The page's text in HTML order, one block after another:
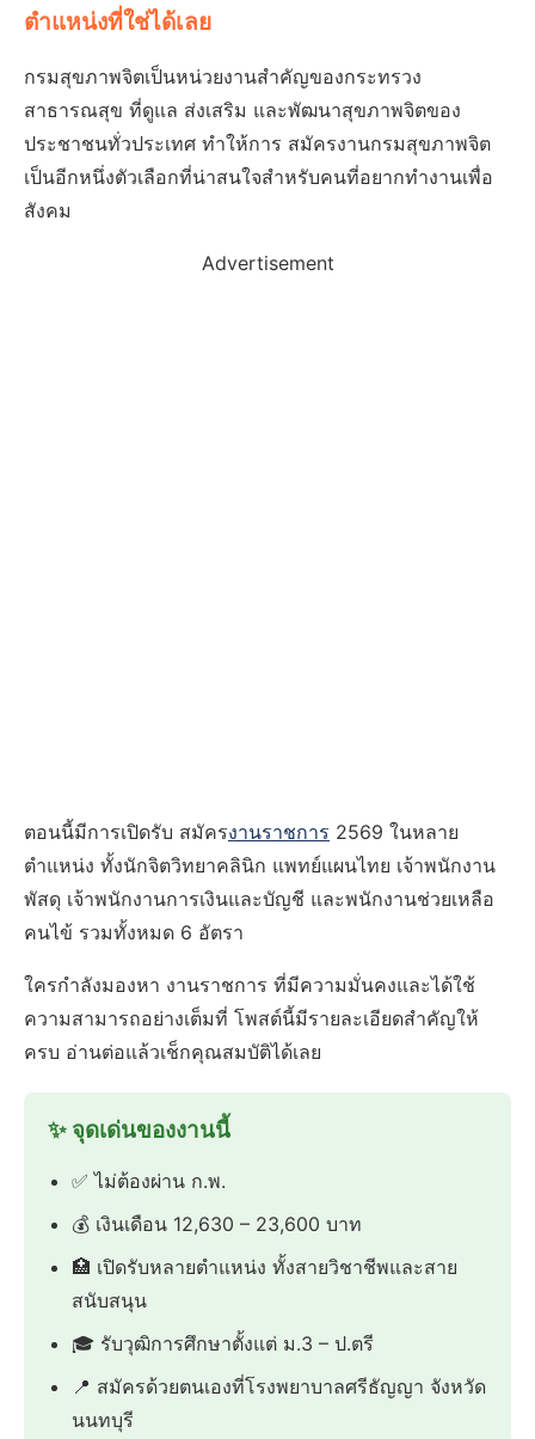
ตำแหน่งที่ใช่ได้เลย
กรมสุขภาพจิตเป็นหน่วยงานสำคัญของกระทรวง
สาธารณสุข ที่ดูแล ส่งเสริม และพัฒนาสุขภาพจิตของ
ประชาชนทั่วประเทศ ทำให้การ สมัครงานกรมสุขภาพจิต
เป็นอีกหนึ่งตัวเลือกที่น่าสนใจสำหรับคนที่อยากทำงานเพื่อ
สังคม
Advertisement
ตอนนี้มีการเปิดรับ สมัครงานราชการ 2569 ในหลาย
ตำแหน่ง ทั้งนักจิตวิทยาคลินิก แพทย์แผนไทย เจ้าพนักงาน
พัสดุ เจ้าพนักงานการเงินและบัญชี และพนักงานช่วยเหลือ
คนไข้ รวมทั้งหมด 6 อัตรา
ใครกำลังมองหา งานราชการ ที่มีความมั่นคงและได้ใช้
ความสามารถอย่างเต็มที่ โพสต์นี้มีรายละเอียดสำคัญให้
ครบ อ่านต่อแล้วเช็กคุณสมบัติได้เลย
✨ จุดเด่นของงานนี้
✅ ไม่ต้องผ่าน ก.พ.
💰 เงินเดือน 12,630 – 23,600 บาท
🏥 เปิดรับหลายตำแหน่ง ทั้งสายวิชาชีพและสาย
สนับสนุน
🎓 รับวุฒิการศึกษาตั้งแต่ ม.3 – ป.ตรี
📍 สมัครด้วยตนเองที่โรงพยาบาลศรีธัญญา จังหวัด
นนทบุรี